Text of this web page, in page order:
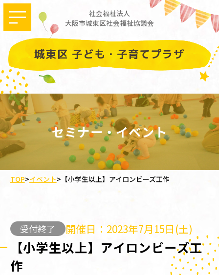
社会福祉法人
大阪市城東区社会福祉協議会
城東区 子ども・子育てプラザ
セミナー・イベント
TOP>イベント> 【小学生以上】アイロンビーズ工作
受付終了 開催日：2023年7月15日(土)
【小学生以上】アイロンビーズ工
作